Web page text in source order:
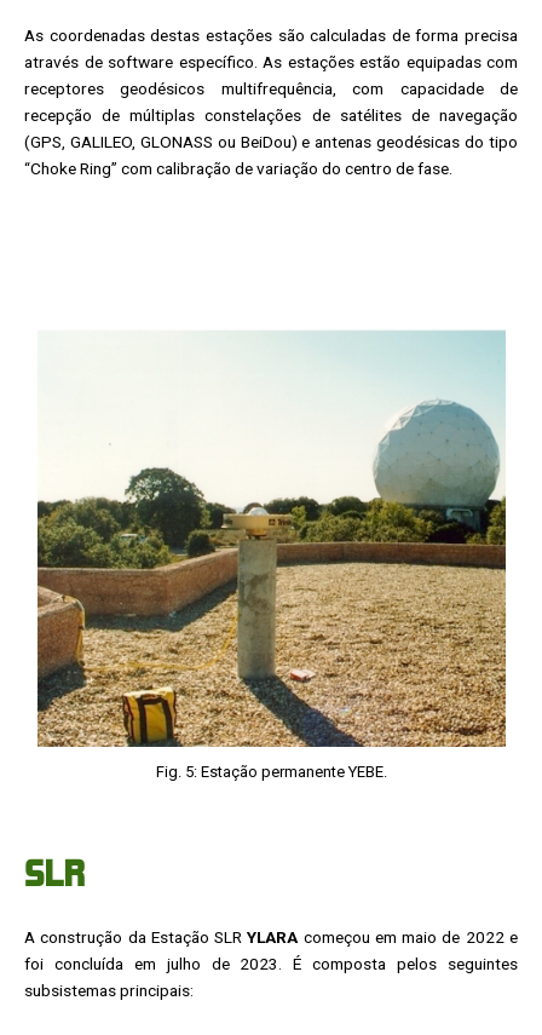
As coordenadas destas estações são calculadas de forma precisa
através de software específico. As estações estão equipadas com
receptores geodésicos multifrequência, com capacidade de
recepção de múltiplas constelações de satélites de navegação
(GPS, GALILEO, GLONASS ou BeiDou) e antenas geodésicas do tipo
“Choke Ring” com calibração de variação do centro de fase.
Fig. 5: Estação permanente YEBE.
SLR
A construção da Estação SLRYLARA começou em maio de 2022 e
foi concluída em julho de 2023. É composta pelos seguintes
subsistemas principais: